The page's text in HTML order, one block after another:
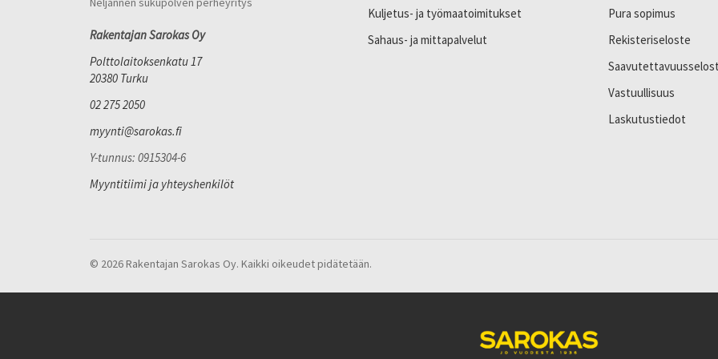
Rakentajan Sarokas Oy
Polttolaitoksenkatu 17
20380 Turku
02 275 2050
myynti@sarokas.fi
Y-tunnus: 0915304-6
Myyntitiimi ja yhteyshenkilöt
Kuljetus- ja työmaatoimitukset
Sahaus- ja mittapalvelut
Pura sopimus
Rekisteriseloste
Vastuullisuus
Laskutustiedot
© 2026 Rakentajan Sarokas Oy. Kaikki oikeudet pidätetään.